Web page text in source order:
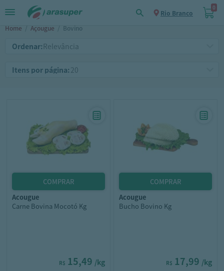
Rio Branco
0
Home / Açougue / Bovino
Ordenar:
Itens por página:
acougue
Carne Bovina Mocotó Kg
R$ 15,49 /kg
acougue
Bucho Bovino Kg
R$ 17,99 /kg